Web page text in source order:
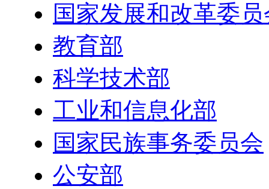
国家发展和改革委
教育部
科学技术部
工业和信息化部
国家民族事务委员会
公安部